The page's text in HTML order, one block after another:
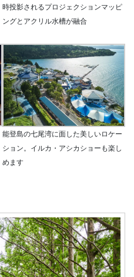
時投影されるプロジェクションマッピ
ングとアクリル水槽が融合
能登島の七尾湾に面した美しいロケー
ション。イルカ・アシカショーも楽し
めます